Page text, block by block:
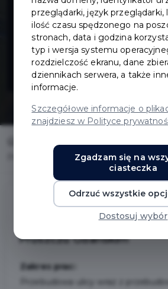
Pruszczu
Gdańskim
Przebudowa ul. 10 Lutego w Pruszczu
Pruszczu Gdańskim
Zakres prac:
Przebudowa ulicy wraz z
przeglądarki, język przeglądarki,
ilość czasu spędzonego na
stronach, data i godzina
typ i wersja systemu
rozdzielczość ekranu, dane
dziennikach serwera, a także
informacje.
Szczegółowe informacje o
znajdziesz w Polityce
Zgadzam się na
ciasteczka
Odrzuć wszystkie
Dostosuj wybór